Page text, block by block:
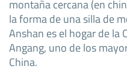
montaña cercana (en
la forma de una silla de
Anshan es el hogar de la
Angang, uno de los
China.